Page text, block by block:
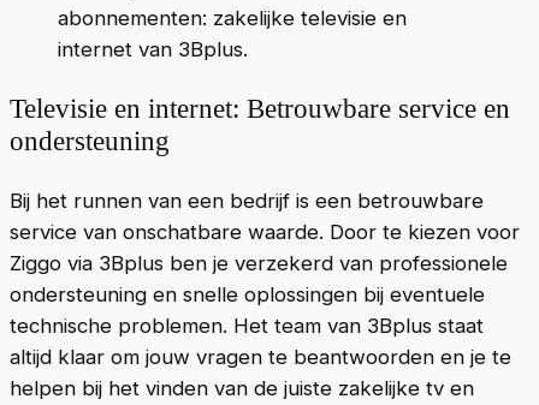
Televisie en internet: Betrouwbare service en
ondersteuning
Bij het runnen van een bedrijf is een betrouwbare
service van onschatbare waarde. Door te kiezen voor
Ziggo via 3Bplus ben je verzekerd van professionele
ondersteuning en snelle oplossingen bij eventuele
technische problemen. Het team van 3Bplus staat
altijd klaar om jouw vragen te beantwoorden en je te
helpen bij het vinden van de juiste zakelijke tv en